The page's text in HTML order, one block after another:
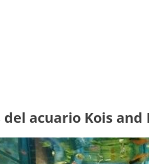
del acuario Kois and